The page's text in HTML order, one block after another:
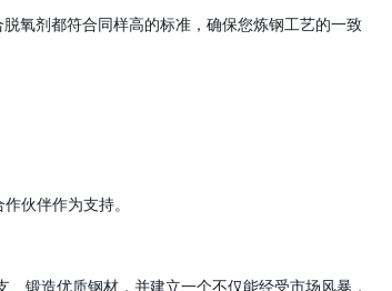
氧剂都符合同样高的标准，确保您炼钢工艺的一致
伙伴作为支持。
、锻造优质钢材，并建立一个不仅能经受市场风暴，